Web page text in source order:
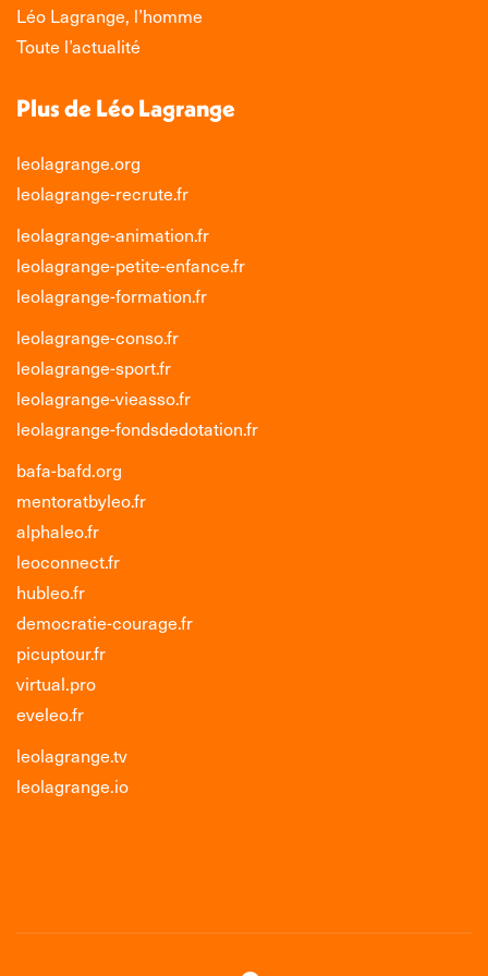
Léo Lagrange, l’homme
Toute l’actualité
Plus de Léo Lagrange
leolagrange.org
leolagrange-recrute.fr
leolagrange-animation.fr
leolagrange-petite-enfance.fr
leolagrange-formation.fr
leolagrange-conso.fr
leolagrange-sport.fr
leolagrange-vieasso.fr
leolagrange-fondsdedotation.fr
bafa-bafd.org
mentoratbyleo.fr
alphaleo.fr
leoconnect.fr
hubleo.fr
democratie-courage.fr
picuptour.fr
virtual.pro
eveleo.fr
leolagrange.tv
leolagrange.io